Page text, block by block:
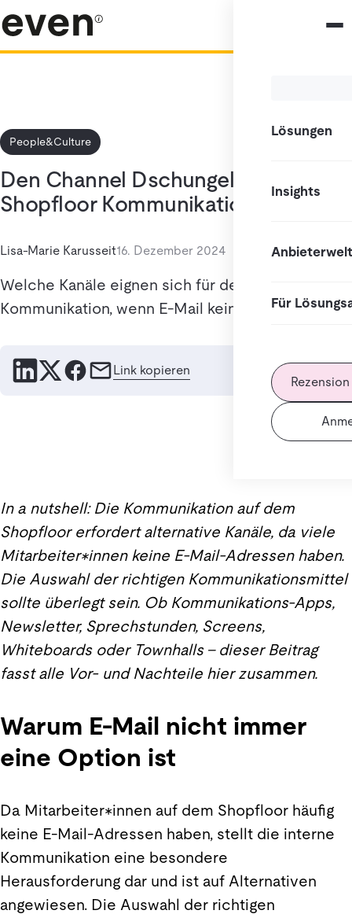
Lösungen
Insights
Anbieterwelt
Für
People&Culture
Den Channel Dschungel vermeiden:
Shopfloor Kommunikation
Lisa-Marie Karusseit16. Dezember 2024
Welche Kanäle eignen sich für deine interne
Kommunikation, wenn E-Mail keine Option ist?
Link kopieren
In a nutshell: Die Kommunikation auf dem
Shopfloor erfordert alternative Kanäle, da viele
Mitarbeiter*innen keine E-Mail-Adressen haben.
Die Auswahl der richtigen Kommunikationsmittel
sollte überlegt sein. Ob Kommunikations-Apps,
Newsletter, Sprechstunden, Screens,
Whiteboards oder Townhalls – dieser Beitrag
fasst alle Vor- und Nachteile hier zusammen.
Warum E-Mail nicht immer
eine Option ist
Da Mitarbeiter*innen auf dem Shopfloor häufig
keine E-Mail-Adressen haben, stellt die interne
Kommunikation eine besondere
Herausforderung dar und ist auf Alternativen
angewiesen. Die Auswahl der richtigen